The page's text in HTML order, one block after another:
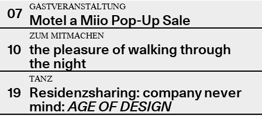
07
GASTVERANSTALTUNG
Motel a Miio Pop-Up Sale
10
ZUM MITMACHEN
the pleasure of walking through
the night
19
TANZ
Residenzsharing: company never
mind:AGE OF DESIGN